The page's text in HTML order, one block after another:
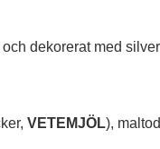
dekorerat med
VETEMJÖL),